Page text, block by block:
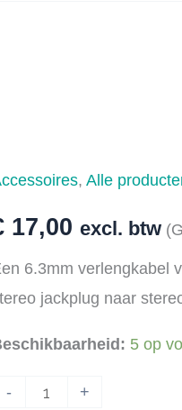
,Alle
17,00 excl. btw
6.3mm verlengkabel
jackplug naar
5 op
-
Verlengkabel+